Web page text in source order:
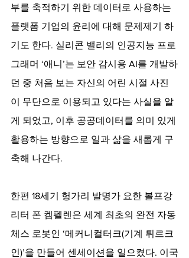
부를 축적하기 위한 데이터로 사용하는
플랫폼 기업의 윤리에 대해 문제제기 하
기도 한다. 실리콘 밸리의 인공지능 프로
그래머 ‘애니’는 보안 감시용 AI를 개발하
던 중 처음 보는 자신의 어린 시절 사진
이 무단으로 이용되고 있다는 사실을 알
게 되었고, 이후 공공데이터를 의미 있게
활용하는 방향으로 일과 삶을 새롭게 구
축해 나간다.
한편 18세기 헝가리 발명가 요한 볼프강
리터 폰 켐펠렌은 세계 최초의 완전 자동
체스 로봇인 ‘메커니컬터크(기계 튀르크
인)’을 만들어 센세이션을 일으켰다. 이국